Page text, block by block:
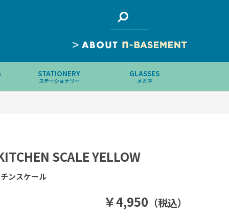
>
STATIONERY
ステーショナリー
GLASSES
メガネ
ンスケール
SCALE YELLOW
￥4,950 （税込）